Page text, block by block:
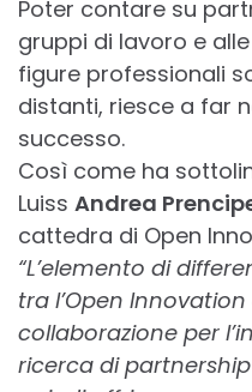
Poter contare su
gruppi di lavoro e
figure professionali
distanti, riesce a far
successo.
Così come ha
Luiss Andrea
cattedra di Open
“L’elemento di
tra l’Open
collaborazione per
ricerca di